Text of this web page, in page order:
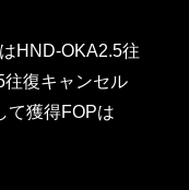
HND-OKA2.5往
往復キャンセル
て獲得FOPは